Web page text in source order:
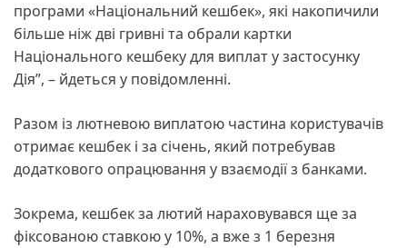
програми «Національний кешбек», які накопичили
більше ніж дві гривні та обрали картки
Національного кешбеку для виплат у застосунку
Дія”, – йдеться у повідомленні.
Разом із лютневою виплатою частина користувачів
отримає кешбек і за січень, який потребував
додаткового опрацювання у взаємодії з банками.
Зокрема, кешбек за лютий нараховувався ще за
фіксованою ставкою у 10%, а вже з 1 березня